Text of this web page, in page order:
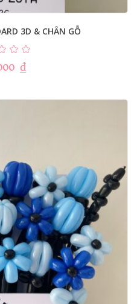
3D & CHÂN GỖ
₫